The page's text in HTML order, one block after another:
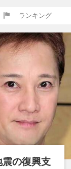
ランキング
の復興支